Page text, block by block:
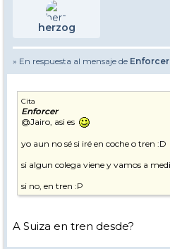
herzog
» En respuesta al mensaje de Enforcer
Cita
Enforcer
@Jairo, asi es
yo aun no sé si iré en coche o tren :D
si algun colega viene y vamos a
si no, en tren :P
A Suiza en tren desde?